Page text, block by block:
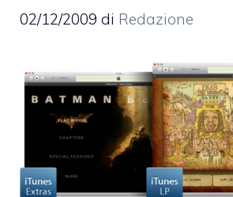
02/12/2009 di Redazione